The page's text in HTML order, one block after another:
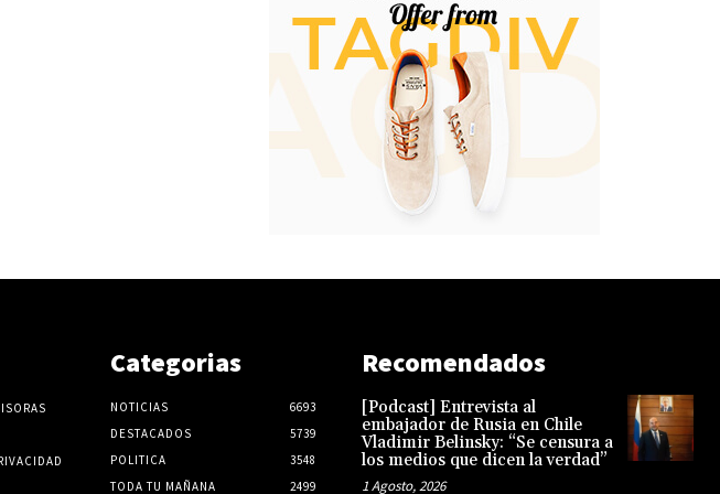
Categorias
NOTICIAS
6693
DESTACADOS
5739
POLITICA
3548
TODA TU MAÑANA
2499
Recomendados
[Podcast] Entrevista al
embajador de Rusia en Chile
Vladimir Belinsky: “Se censura a
los medios que dicen la verdad”
1 Agosto, 2026